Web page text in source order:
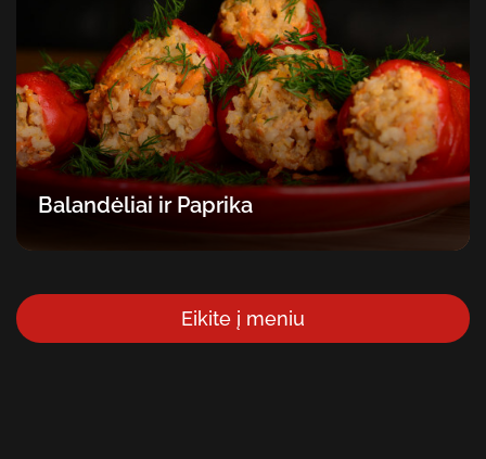
Balandėliai ir Paprika
Eikite į meniu